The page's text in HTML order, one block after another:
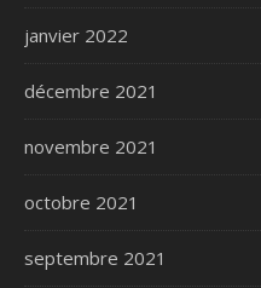
janvier 2022
décembre 2021
novembre 2021
octobre 2021
septembre 2021